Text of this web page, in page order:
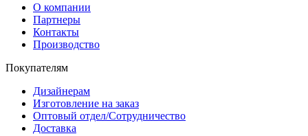
О компании
Партнеры
Контакты
Производство
Покупателям
Дизайнерам
Изготовление на заказ
Оптовый отдел/Сотрудничество
Доставка